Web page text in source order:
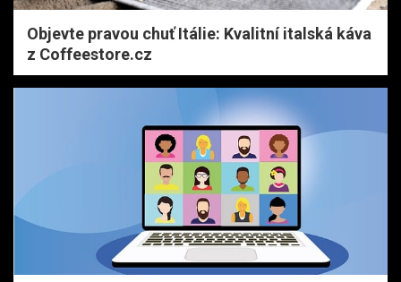
Objevte pravou chuť Itálie: Kvalitní italská káva
z Coffeestore.cz